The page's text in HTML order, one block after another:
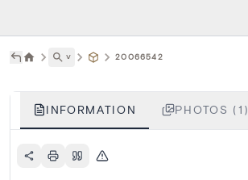
˅ 20066542
INFORMATION PHOTOS (1)